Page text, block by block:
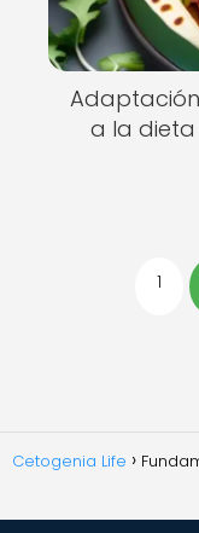
a la dieta
1
Cetogenia Life